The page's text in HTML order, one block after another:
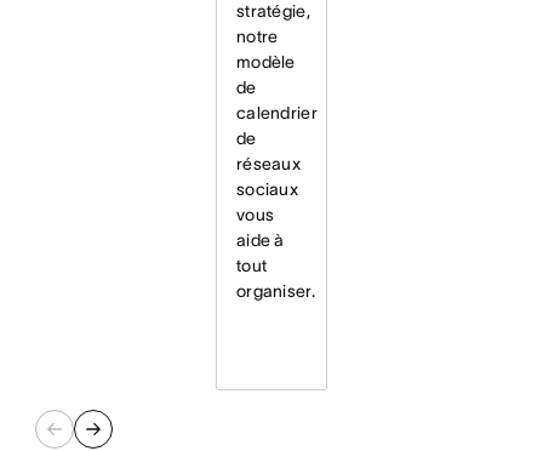
stratégie,
notre
modèle
de
calendrier
de
réseaux
sociaux
vous
aide à
tout
organiser.